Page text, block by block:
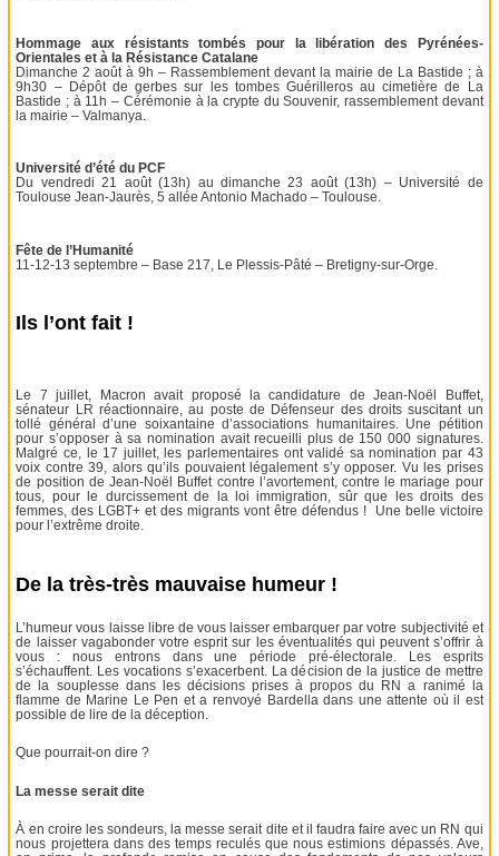
Hommage aux résistants tombés pour la libération des Pyrénées-
Orientales et à la Résistance Catalane
Dimanche 2 août à 9h – Rassemblement devant la mairie de La Bastide ; à
9h30 – Dépôt de gerbes sur les tombes Guérilleros au cimetière de La
Bastide ; à 11h – Cérémonie à la crypte du Souvenir, rassemblement devant
la mairie – Valmanya.
Université d’été du PCF
Du vendredi 21 août (13h) au dimanche 23 août (13h) – Université de
Toulouse Jean-Jaurès, 5 allée Antonio Machado – Toulouse.
Fête de l’Humanité
11-12-13 septembre – Base 217, Le Plessis-Pâté – Bretigny-sur-Orge.
Ils l’ont fait !
Le 7 juillet, Macron avait proposé la candidature de Jean-Noël Buffet,
sénateur LR réactionnaire, au poste de Défenseur des droits suscitant un
tollé général d’une soixantaine d’associations humanitaires. Une pétition
pour s’opposer à sa nomination avait recueilli plus de 150 000 signatures.
Malgré ce, le 17 juillet, les parlementaires ont validé sa nomination par 43
voix contre 39, alors qu’ils pouvaient légalement s’y opposer. Vu les prises
de position de Jean-Noël Buffet contre l’avortement, contre le mariage pour
tous, pour le durcissement de la loi immigration, sûr que les droits des
femmes, des LGBT+ et des migrants vont être défendus ! Une belle victoire
pour l’extrême droite.
De la très-très mauvaise humeur !
L’humeur vous laisse libre de vous laisser embarquer par votre subjectivité et
de laisser vagabonder votre esprit sur les éventualités qui peuvent s’offrir à
vous : nous entrons dans une période pré-électorale. Les esprits
s’échauffent. Les vocations s’exacerbent. La décision de la justice de mettre
de la souplesse dans les décisions prises à propos du RN a ranimé la
flamme de Marine Le Pen et a renvoyé Bardella dans une attente où il est
possible de lire de la déception.
Que pourrait-on dire ?
La messe serait dite
À en croire les sondeurs, la messe serait dite et il faudra faire avec un RN qui
nous projettera dans des temps reculés que nous estimions dépassés. Ave,